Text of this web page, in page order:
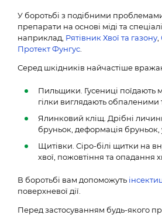
У боротьбі з подібними
препарати на основі міді та
наприклад, Рятівник Хвої та газону
Протект Фунгус
Серед шкідників найчастіше
Пильщики. Гусениці поїдають
гілки виглядають обпаленими
Ялинковий кліщ. Дрібні
бруньок, деформація бруньок,
Щитівки. Сіро-білі щитки на
хвої, пожовтіння та опадання
В боротьбі вам допоможуть
поверхневої дії.
Перед застосуванням будь-якого